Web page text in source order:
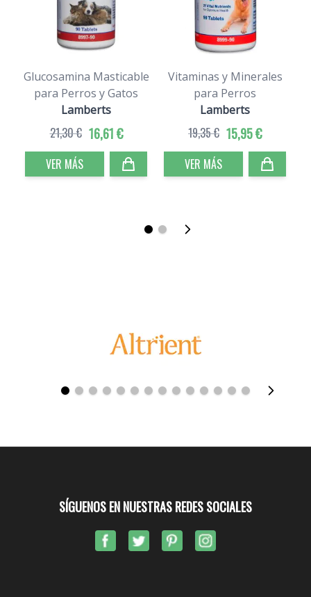
Glucosamina Masticable
para Perros y Gatos
Lamberts
16,61 €
21,30 €
VER MÁS
Vitaminas y Minerales
para Perros
Lamberts
15,95 €
19,35 €
VER MÁS
SÍGUENOS EN NUESTRAS REDES SOCIALES